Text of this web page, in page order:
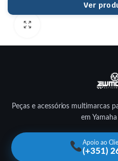
Ver
Peças e acessórios multimarcas
em
Apoio ao
(+351)